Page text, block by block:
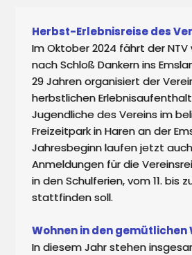
Herbst-Erlebnisreise des
Im Oktober 2024 fährt der
nach Schloß Dankern ins
29 Jahren organisiert der
herbstlichen
Jugendliche des Vereins im
Freizeitpark in Haren an der
Jahresbeginn laufen jetzt
Anmeldungen für die
in den Schulferien, vom 11. bis
stattfinden soll.
Wohnen in den
In diesem Jahr stehen